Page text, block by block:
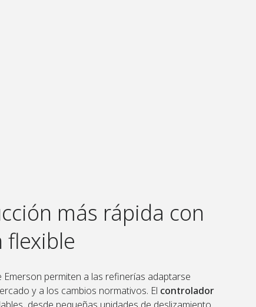
más rápida con
permiten a las refinerías adaptarse
y a los cambios normativos. El controlador